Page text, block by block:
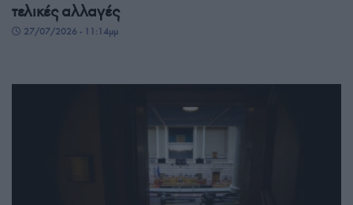
τελικές αλλαγές
27/07/2026 - 11:14μμ